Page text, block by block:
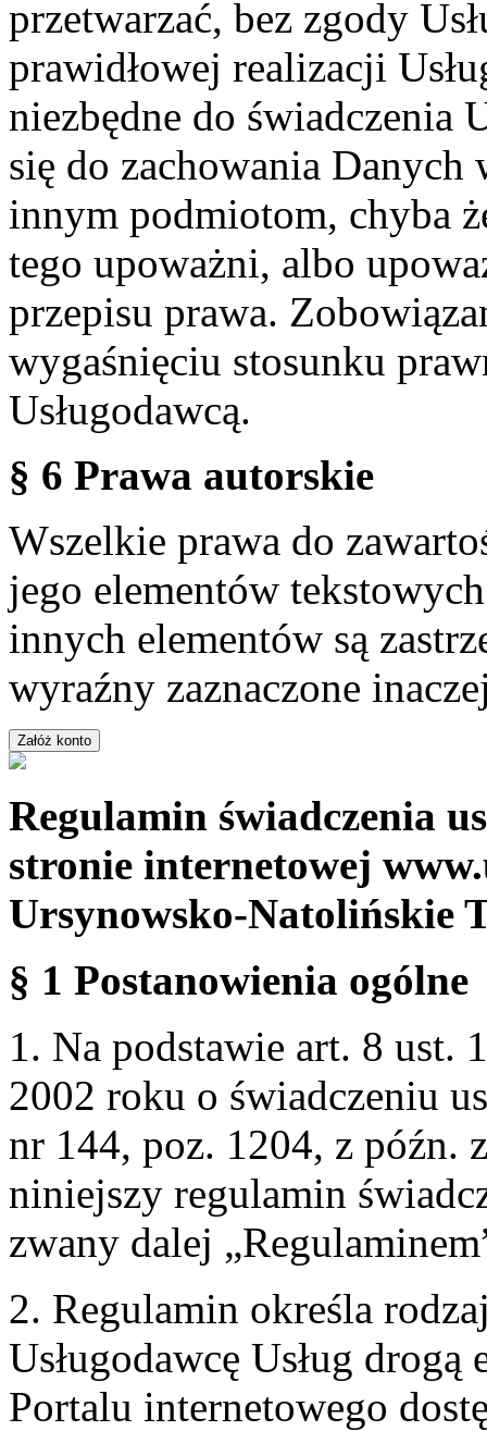
przetwarzać, bez zgody
prawidłowej realizacji
niezbędne do świadczenia
się do zachowania
innym podmiotom, chyba
tego upoważni, albo
przepisu prawa.
wygaśnięciu stosunku
Usługodawcą.
§ 6 Prawa autorskie
Wszelkie prawa do
jego elementów
innych elementów są
wyraźny zaznaczone
Regulamin świadczenia
stronie internetowej
Ursynowsko-Natolińskie
§ 1 Postanowienia ogólne
1. Na podstawie art. 8 ust.
2002 roku o świadczeniu
nr 144, poz. 1204, z późn.
niniejszy regulamin
zwany dalej
2. Regulamin określa
Usługodawcę Usług
Portalu internetowego